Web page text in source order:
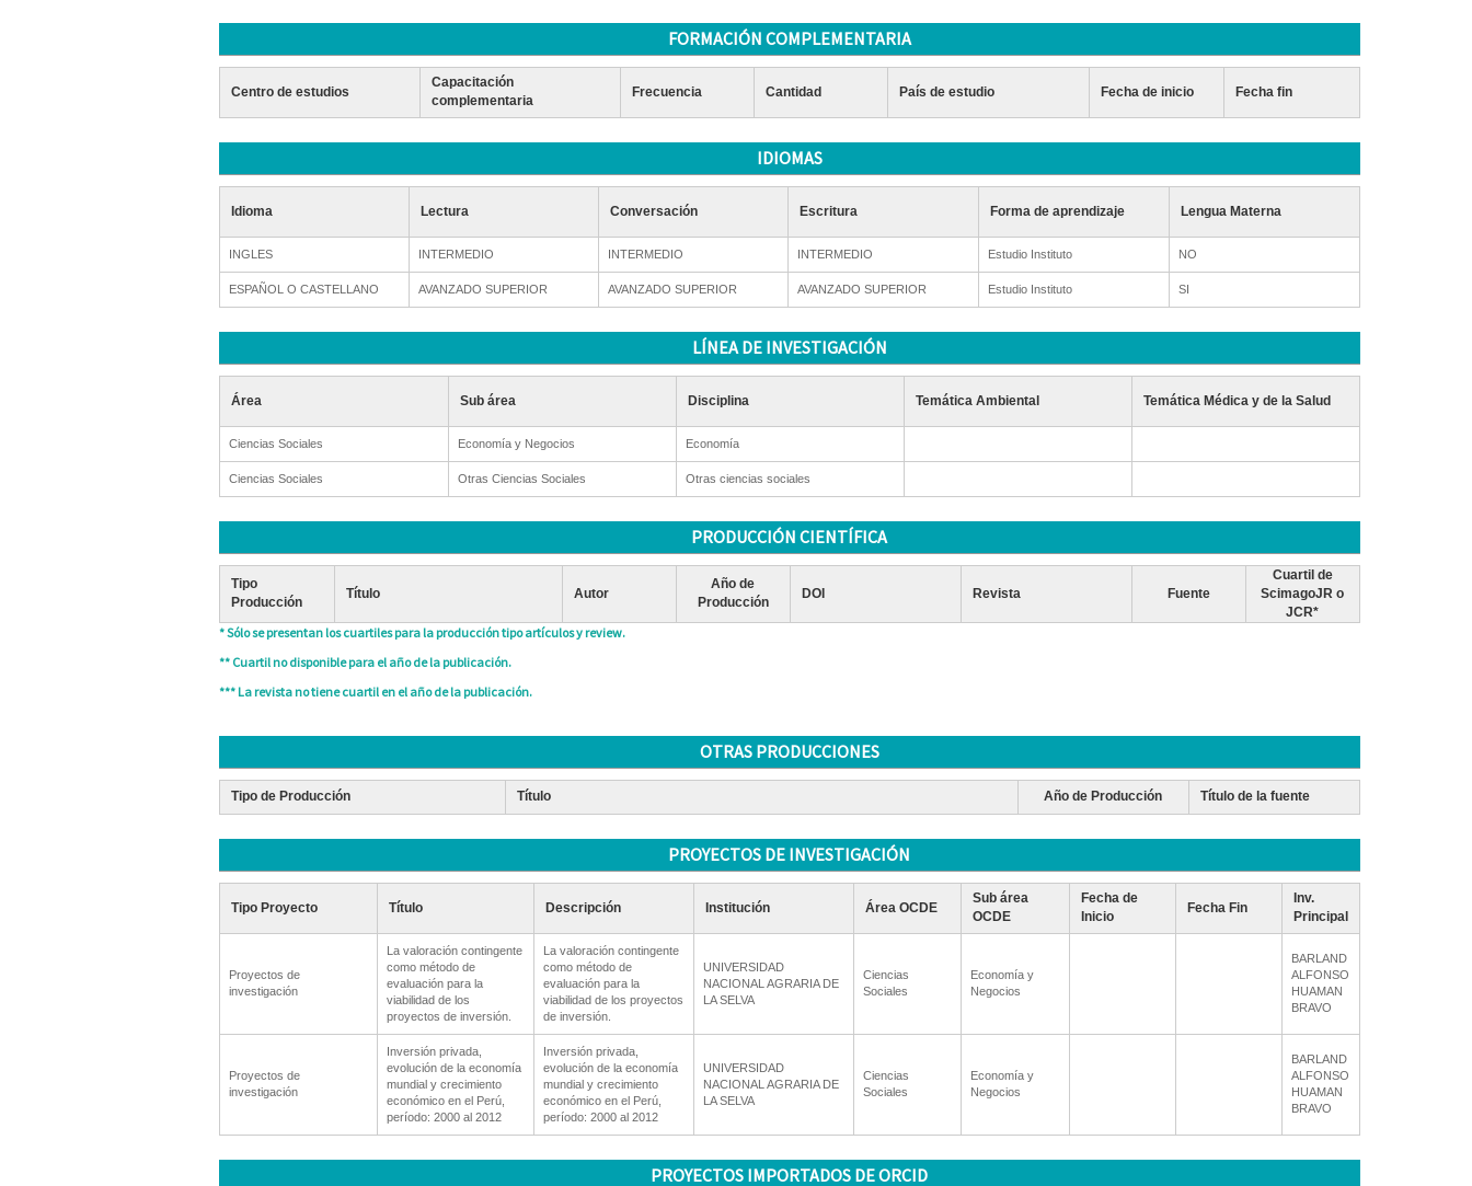
FORMACIÓN COMPLEMENTARIA
Centro de estudios
Capacitación
complementaria
Frecuencia Cantidad País de estudio Fecha de inicio Fecha fin
IDIOMAS
Idioma Lectura Conversación Escritura Forma de aprendizaje Lengua Materna
INGLES INTERMEDIO INTERMEDIO INTERMEDIO Estudio Instituto NO
ESPAÑOL O CASTELLANO AVANZADO SUPERIOR AVANZADO SUPERIOR AVANZADO SUPERIOR Estudio Instituto SI
LÍNEA DE INVESTIGACIÓN
Área Sub área Disciplina Temática Ambiental Temática Médica y de la Salud
Ciencias Sociales Economía y Negocios Economía
Ciencias Sociales Otras Ciencias Sociales Otras ciencias sociales
PRODUCCIÓN CIENTÍFICA
Tipo
Producción
Título Autor
Año de
Producción
DOI Revista Fuente
Cuartil de
ScimagoJR o
JCR*
* Sólo se presentan los cuartiles para la producción tipo artículos y review.
** Cuartil no disponible para el año de la publicación.
*** La revista no tiene cuartil en el año de la publicación.
OTRAS PRODUCCIONES
Tipo de Producción Título Año de Producción Título de la fuente
PROYECTOS DE INVESTIGACIÓN
Tipo Proyecto Título Descripción Institución Área OCDE
Sub área
OCDE
Fecha de
Inicio
Fecha Fin
Inv.
Principal
Proyectos de
investigación
La valoración contingente
como método de
evaluación para la
viabilidad de los
proyectos de inversión.
La valoración contingente
como método de
evaluación para la
viabilidad de los proyectos
de inversión.
UNIVERSIDAD
NACIONAL AGRARIA DE
LA SELVA
Ciencias
Sociales
Economía y
Negocios
BARLAND
ALFONSO
HUAMAN
BRAVO
Proyectos de
investigación
Inversión privada,
evolución de la economía
mundial y crecimiento
económico en el Perú,
período: 2000 al 2012
Inversión privada,
evolución de la economía
mundial y crecimiento
económico en el Perú,
período: 2000 al 2012
UNIVERSIDAD
NACIONAL AGRARIA DE
LA SELVA
Ciencias
Sociales
Economía y
Negocios
BARLAND
ALFONSO
HUAMAN
BRAVO
PROYECTOS IMPORTADOS DE ORCID